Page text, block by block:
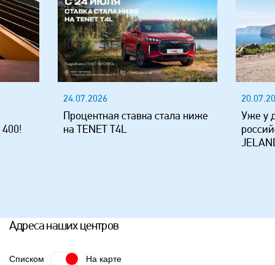
24.07.2026
Процентная ставка стала ниже
на TENET T4L
Уже у
Адреса наших центров
Списком На карте